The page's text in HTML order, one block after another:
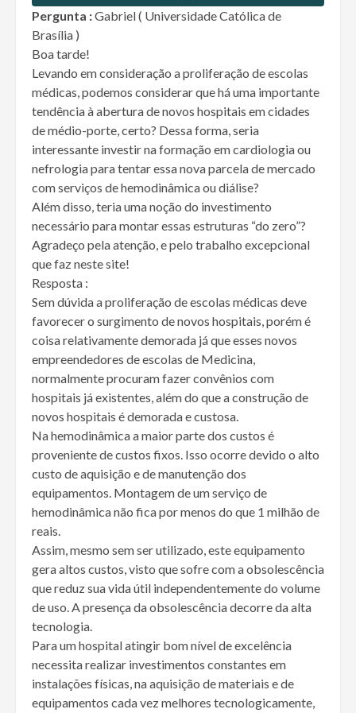
Pergunta :Gabriel ( Universidade Católica de
Brasília )
Boa tarde!
Levando em consideração a proliferação de escolas
médicas, podemos considerar que há uma importante
tendência à abertura de novos hospitais em cidades
de médio-porte, certo? Dessa forma, seria
interessante investir na formação em cardiologia ou
nefrologia para tentar essa nova parcela de mercado
com serviços de hemodinâmica ou diálise?
Além disso, teria uma noção do investimento
necessário para montar essas estruturas “do zero”?
Agradeço pela atenção, e pelo trabalho excepcional
que faz neste site!
Resposta :
Sem dúvida a proliferação de escolas médicas deve
favorecer o surgimento de novos hospitais, porém é
coisa relativamente demorada já que esses novos
empreendedores de escolas de Medicina,
normalmente procuram fazer convênios com
hospitais já existentes, além do que a construção de
novos hospitais é demorada e custosa.
Na hemodinâmica a maior parte dos custos é
proveniente de custos fixos. Isso ocorre devido o alto
custo de aquisição e de manutenção dos
equipamentos. Montagem de um serviço de
hemodinâmica não fica por menos do que 1 milhão de
reais.
Assim, mesmo sem ser utilizado, este equipamento
gera altos custos, visto que sofre com a obsolescência
que reduz sua vida útil independentemente do volume
de uso. A presença da obsolescência decorre da alta
tecnologia.
Para um hospital atingir bom nível de excelência
necessita realizar investimentos constantes em
instalações físicas, na aquisição de materiais e de
equipamentos cada vez melhores tecnologicamente,